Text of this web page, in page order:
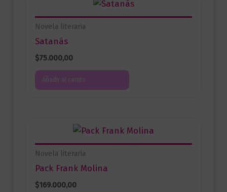
Novela literaria
Satanás
$75.000,00
Añadir al carrito
Novela literaria
Pack Frank Molina
$169.000,00